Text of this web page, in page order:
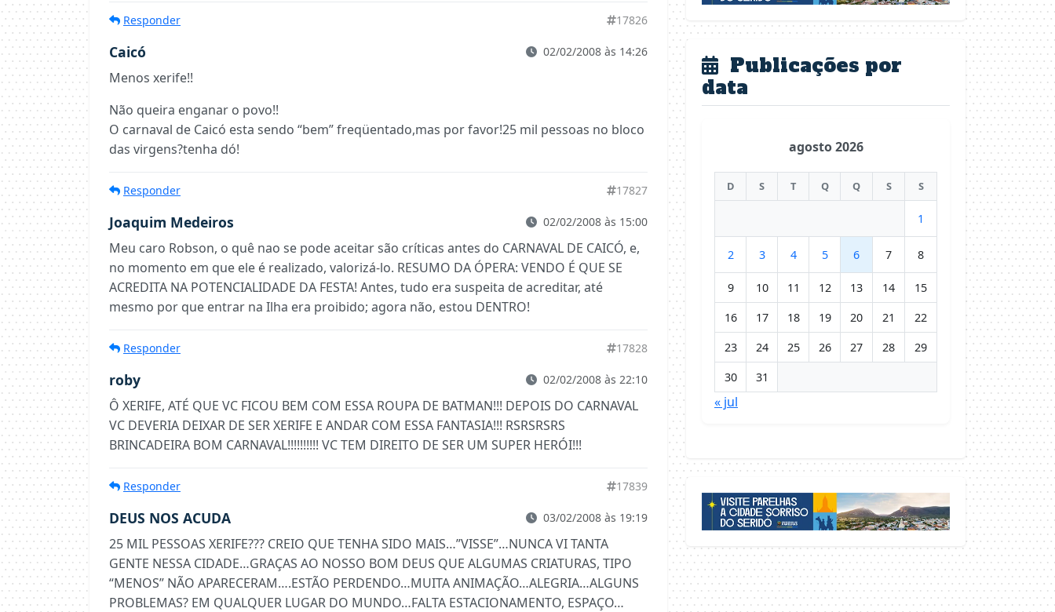
Responder 17826
Caicó 02/02/2008 às 14:26
Menos xerife!!
Não queira enganar o povo!!
O carnaval de Caicó esta sendo “bem” freqüentado,mas por favor!25 mil pessoas no bloco
das virgens?tenha dó!
Responder 17827
Joaquim Medeiros 02/02/2008 às 15:00
Meu caro Robson, o quê nao se pode aceitar são críticas antes do CARNAVAL DE CAICÓ, e,
no momento em que ele é realizado, valorizá-lo. RESUMO DA ÓPERA: VENDO É QUE SE
ACREDITA NA POTENCIALIDADE DA FESTA! Antes, tudo era suspeita de acreditar, até
mesmo por que entrar na Ilha era proibido; agora não, estou DENTRO!
Responder 17828
roby 02/02/2008 às 22:10
Ô XERIFE, ATÉ QUE VC FICOU BEM COM ESSA ROUPA DE BATMAN!!! DEPOIS DO CARNAVAL
VC DEVERIA DEIXAR DE SER XERIFE E ANDAR COM ESSA FANTASIA!!! RSRSRSRS
BRINCADEIRA BOM CARNAVAL!!!!!!!!!! VC TEM DIREITO DE SER UM SUPER HERÓI!!!
Responder 17839
DEUS NOS ACUDA 03/02/2008 às 19:19
25 MIL PESSOAS XERIFE??? CREIO QUE TENHA SIDO MAIS…”VISSE”…NUNCA VI TANTA
GENTE NESSA CIDADE…GRAÇAS AO NOSSO BOM DEUS QUE ALGUMAS CRIATURAS, TIPO
“MENOS” NÃO APARECERAM….ESTÃO PERDENDO…MUITA ANIMAÇÃO…ALEGRIA…ALGUNS
PROBLEMAS? EM QUALQUER LUGAR DO MUNDO…FALTA ESTACIONAMENTO, ESPAÇO…
Publicações por
data
agosto 2026
D S T Q Q S S
1
2 3 4 5 6 7 8
9 10 11 12 13 14
15
16
17 18 19 20 21
22
23
24 25 26 27 28
29
30
31
« jul